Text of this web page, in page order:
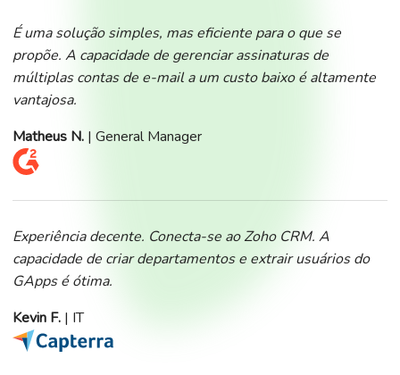
É uma solução simples, mas eficiente para o que se
propõe. A capacidade de gerenciar assinaturas de
múltiplas contas de e-mail a um custo baixo é altamente
vantajosa.
Matheus N. | General Manager
Experiência decente. Conecta-se ao Zoho CRM. A
capacidade de criar departamentos e extrair usuários do
GApps é ótima.
Kevin F. | IT